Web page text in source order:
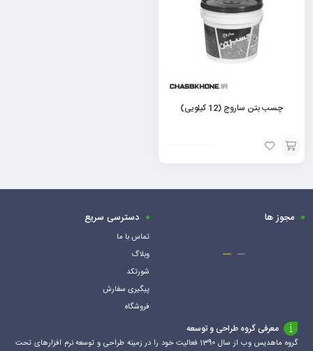
چسب بتن ساروج (12 کیلویی)
افزودن
به
مجوز ها دسترسی سریع
تماس با ما
وبلاگ
شورتکد
پیگیری سفارش
فروشگاه
معرفی گروه طراحی و توسعه
گروه ماهدیس وب از سال 1390 فعالیت خود را در زمینه طراحی و توسعه نرم افزارهای تحت